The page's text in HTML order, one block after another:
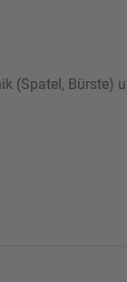
(Spatel,